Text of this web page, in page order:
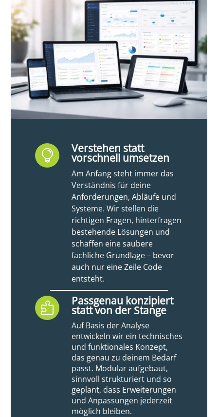
 Verstehen statt
vorschnell umsetzen
Am Anfang steht immer das
Verständnis für deine
Anforderungen, Abläufe und
Systeme. Wir stellen die
richtigen Fragen, hinterfragen
bestehende Lösungen und
schaffen eine saubere
fachliche Grundlage – bevor
auch nur eine Zeile Code
entsteht.
 Passgenau konzipiert
statt von der Stange
Auf Basis der Analyse
entwickeln wir ein technisches
und funktionales Konzept,
das genau zu deinem Bedarf
passt. Modular aufgebaut,
sinnvoll strukturiert und so
geplant, dass Erweiterungen
und Anpassungen jederzeit
möglich bleiben.